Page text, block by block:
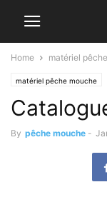
Home matériel
matériel pêche mouche
By pêche mouche -